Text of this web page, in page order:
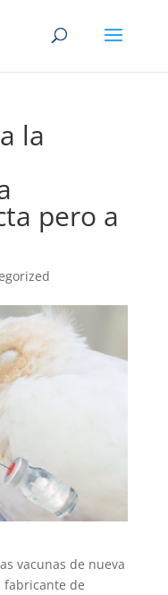
la
pero a
vacunas de nueva
fabricante de